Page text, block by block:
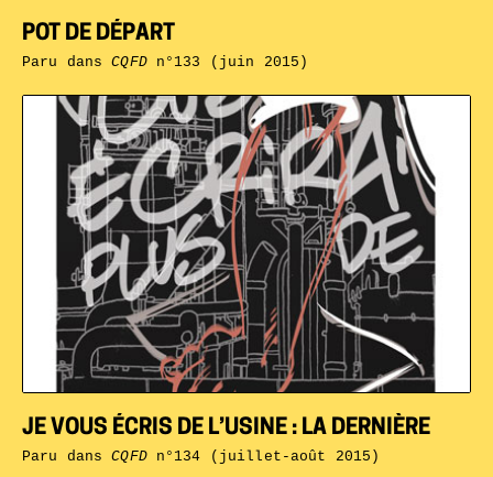
JE VOUS ÉCRIS DE L’USINE : LA DERNIÈRE
Paru dansCQFDn°134 (juillet-août 2015)
POT DE DÉPART
Paru dansCQFDn°133 (juin 2015)